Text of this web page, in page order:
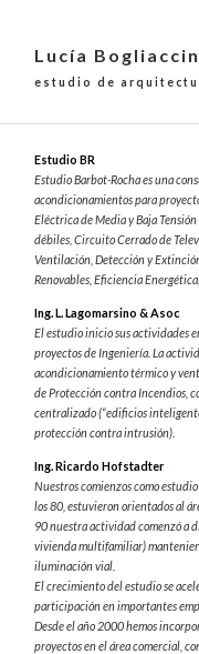
Lucía
estudio de
Estudio BR
Estudio Barbot-Rocha es una
acondicionamientos para
Eléctrica de Media y Baja
débiles, Circuito Cerrado de
Ventilación, Detección y
Renovables, Eficiencia
Ing. L. Lagomarsino & Asoc
El estudio inicio sus actividades
proyectos de Ingeniería. La
acondicionamiento térmico y
de Protección contra Incendios,
centralizado (“edificios
protección contra intrusión).
Ing. Ricardo Hofstadter
Nuestros comienzos como
los 80, estuvieron orientados al
90 nuestra actividad comenzó a
vivienda multifamiliar)
iluminación vial.
El crecimiento del estudio se
participación en importantes
Desde el año 2000 hemos
proyectos en el área comercial,